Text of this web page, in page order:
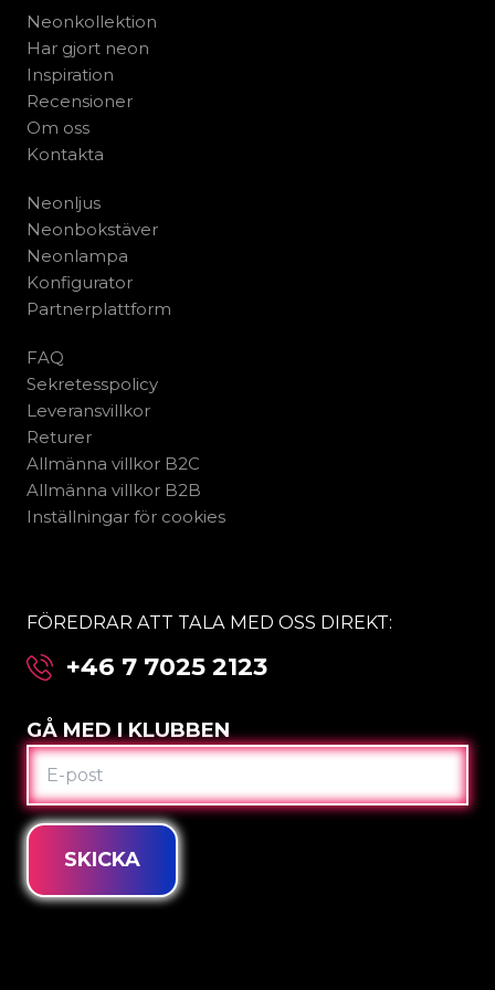
Neonkollektion
Har gjort neon
Inspiration
Recensioner
Om oss
Kontakta
Neonljus
Neonbokstäver
Neonlampa
Konfigurator
Partnerplattform
FAQ
Sekretesspolicy
Leveransvillkor
Returer
Allmänna villkor B2C
Allmänna villkor B2B
Inställningar för cookies
FÖREDRAR ATT TALA MED OSS DIREKT:
+46 7 7025 2123
GÅ MED I KLUBBEN
E-
POST
SKICKA